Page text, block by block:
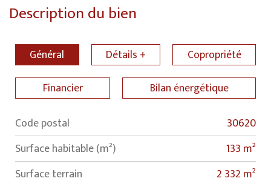
Description du bien
Général Détails +
Copropriété
Financier
Bilan énergétique
Label Value
Code postal
30620
Surface habitable (m²)
133 m²
surface terrain
2 332 m²